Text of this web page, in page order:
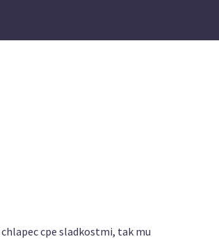
cpe sladkostmi, tak mu